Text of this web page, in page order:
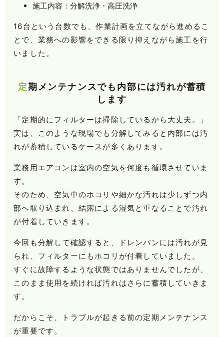
施工内容：分解洗浄・高圧洗浄
16台という台数でも、作業計画を立てながら進めるこ
とで、業務への影響をできる限り抑えながら施工を行
いました。
定期メンテナンスでも内部には汚れが蓄積
します
「定期的にフィルターは掃除しているから大丈夫。」
実は、このような現場でも分解してみると内部には汚
れが蓄積しているケースが多くあります。
業務用エアコンは室内の空気を何度も循環させていま
す。
そのため、空気中のホコリや細かな汚れは少しずつ内
部へ取り込まれ、結露による湿気と重なることで汚れ
が付着していきます。
今回も分解して確認すると、ドレンパンには汚れが見
られ、フィルターにもホコリが付着していました。
すぐに故障するような状態ではありませんでしたが、
このまま使用を続ければ汚れはさらに蓄積していきま
す。
だからこそ、トラブルが起きる前の定期メンテナンス
が重要です。